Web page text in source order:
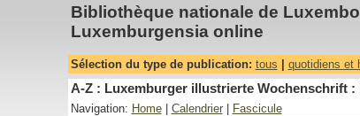
Bibliothèque nationale de
Luxemburgensia online
Sélection du type de publication: tous quotidiens et
A-Z : Luxemburger illustrierte Wochenschrift :
Navigation: Home| Calendrier| Fascicule